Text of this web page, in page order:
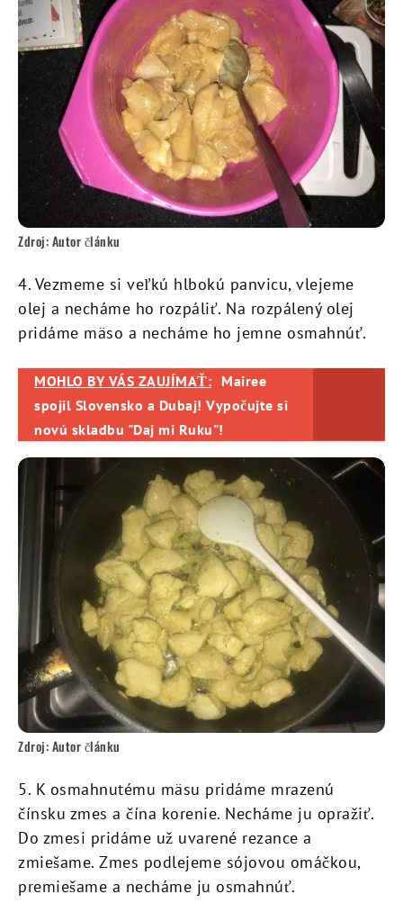
Zdroj: Autor článku
4. Vezmeme si veľkú hlbokú panvicu, vlejeme
olej a necháme ho rozpáliť. Na rozpálený olej
pridáme mäso a necháme ho jemne osmahnúť.
MOHLO BY VÁS ZAUJÍMAŤ: Mairee
spojil Slovensko a Dubaj! Vypočujte si
novú skladbu "Daj mi Ruku"!
Zdroj: Autor článku
5. K osmahnutému mäsu pridáme mrazenú
čínsku zmes a čína korenie. Necháme ju opražiť.
Do zmesi pridáme už uvarené rezance a
zmiešame. Zmes podlejeme sójovou omáčkou,
premiešame a necháme ju osmahnúť.